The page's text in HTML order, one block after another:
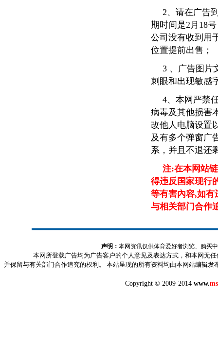
2、请在广告
期时间是2月18
公司没有收到用
位置提前出售；
3 、广告图片
刺眼和出现敏感
4、本网严禁
病毒及其他损害
改他人电脑设置
及有多个弹窗广
系，并且不退还
注:在本网站
得违反国家现行
等有害內容,如有
与相关部门合作
声明： 本网资讯仅供体育爱好者浏览、购买
本网所登载广告均为广告客户的个人意见及表达方式，和本网无
并保留与有关部门合作追究的权利。 本站呈现的所有资料均由本网站编辑发
Copyright © 2009-2014 www.